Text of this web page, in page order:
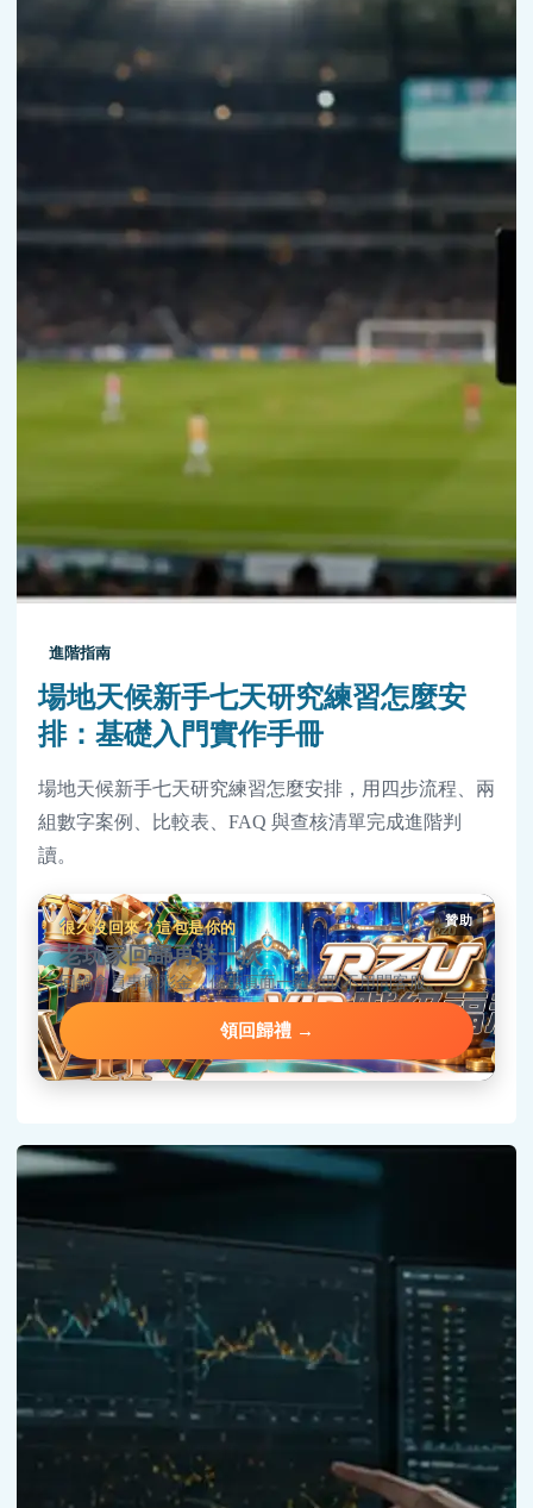
進階指南
場地天候新手七天研究練習怎麼安
排：基礎入門實作手冊
場地天候新手七天研究練習怎麼安排，用四步流程、兩
組數字案例、比較表、FAQ 與查核清單完成進階判
讀。
贊助
很久沒回來？這包是你的
老玩家回歸再送一次
回鍋會員專屬彩金，優惠頁面一鍵領取不用問客服。
領回歸禮 →